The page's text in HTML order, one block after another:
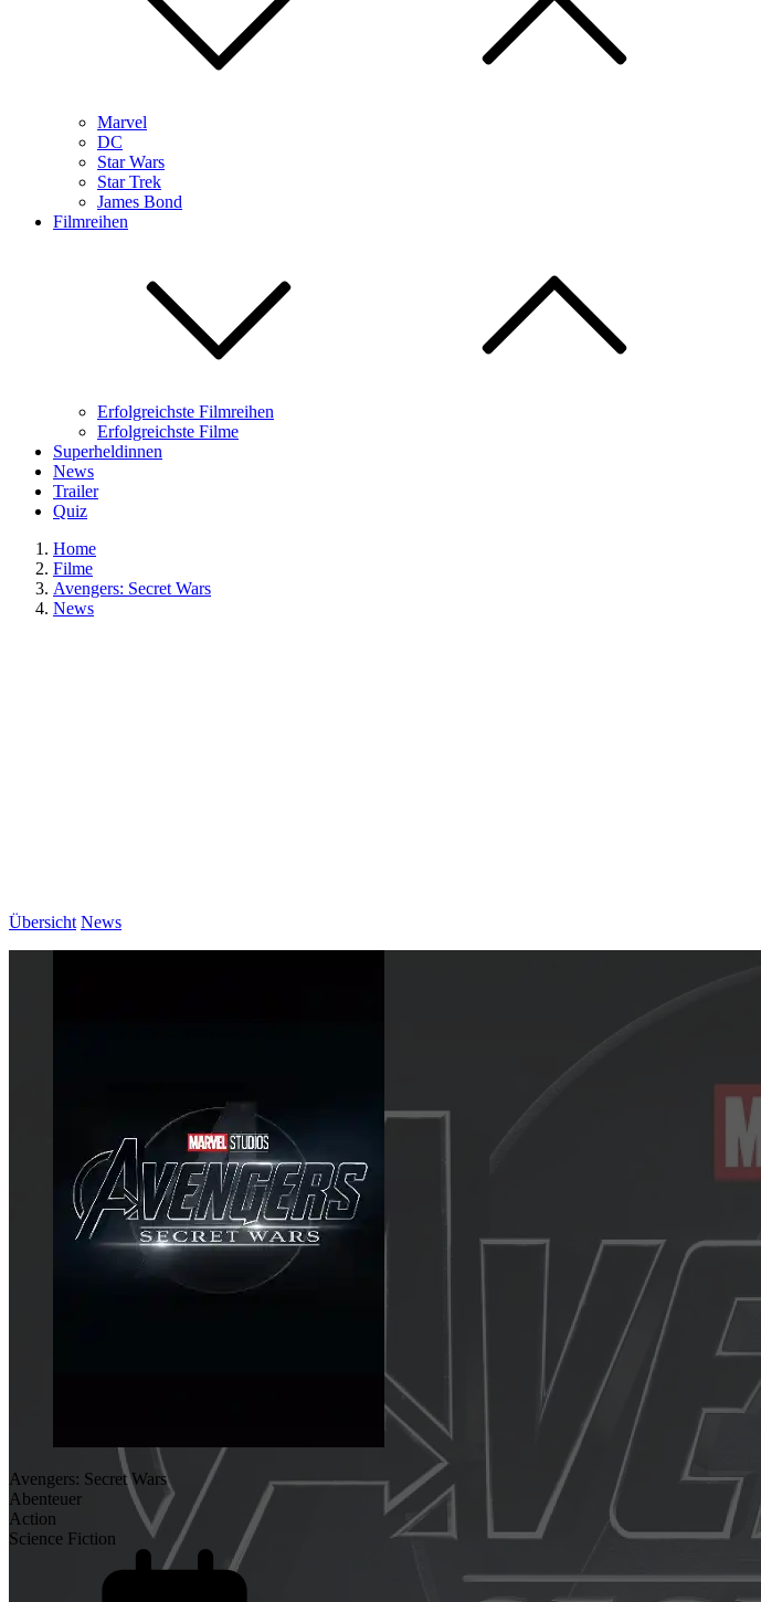
Marvel
DC
Star Wars
Star Trek
James Bond
Filmreihen
Erfolgreichste Filmreihen
Erfolgreichste Filme
Superheldinnen
News
Trailer
Quiz
Home
Filme
Avengers: Secret Wars
News
Übersicht News
Avengers: Secret Wars
Abenteuer
Action
Science Fiction